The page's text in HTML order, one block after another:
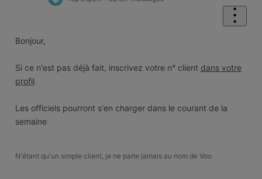
Bonjour,
Si ce n'est pas déjà fait, inscrivez votre n° client dans votre
profil.
Les officiels pourront s'en charger dans le courant de la
semaine
N'étant qu'un simple client, je ne parle jamais au nom de Voo